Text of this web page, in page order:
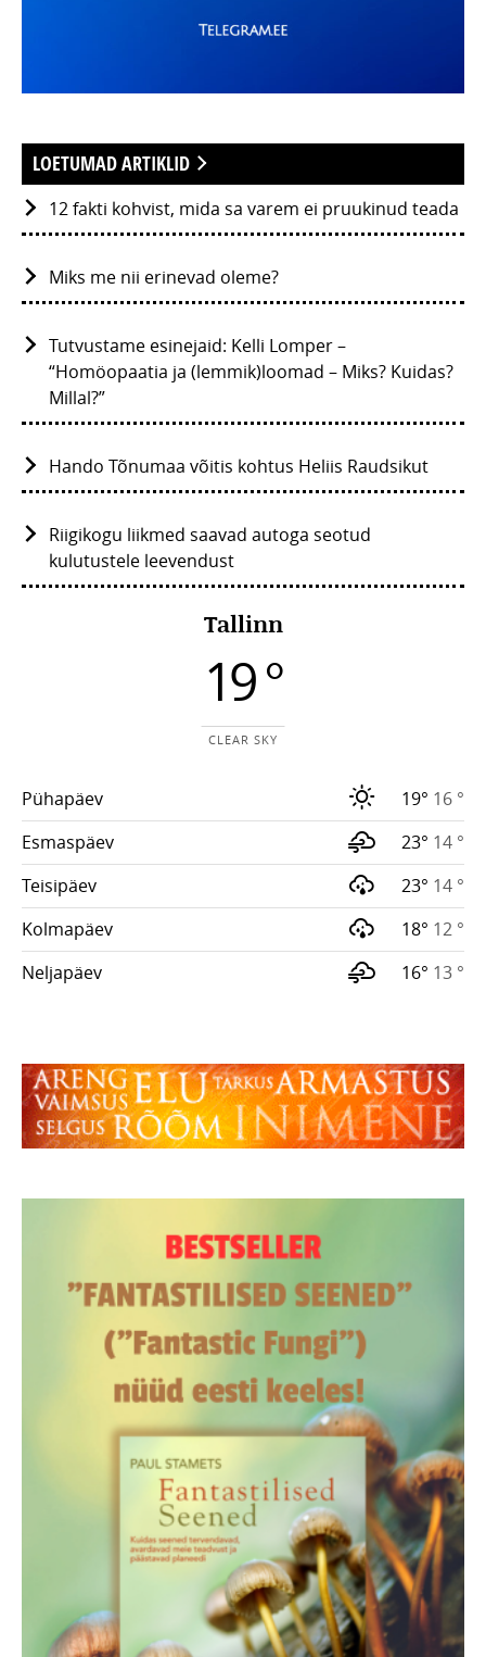
LOETUMAD ARTIKLID
12 fakti kohvist, mida sa varem ei pruukinud teada
Miks me nii erinevad oleme?
Tutvustame esinejaid: Kelli Lomper –
“Homöopaatia ja (lemmik)loomad – Miks? Kuidas?
Millal?”
Hando Tõnumaa võitis kohtus Heliis Raudsikut
Riigikogu liikmed saavad autoga seotud
kulutustele leevendust
Tallinn
19 °
CLEAR SKY
Pühapäev 19° 16 °
Esmaspäev
23° 14 °
Teisipäev
23° 14 °
Kolmapäev
18° 12 °
Neljapäev
16° 13 °